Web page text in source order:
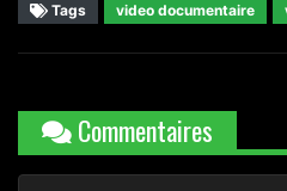
Tags video documentaire
Commentaires